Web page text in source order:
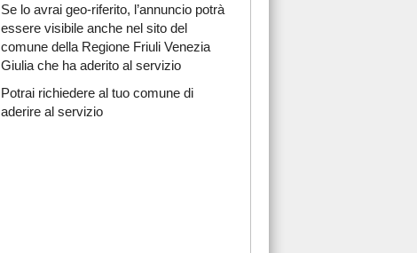
Se lo avrai geo-riferito, l’annuncio potrà
essere visibile anche nel sito del
comune della Regione Friuli Venezia
Giulia che ha aderito al servizio
Potrai richiedere al tuo comune di
aderire al servizio